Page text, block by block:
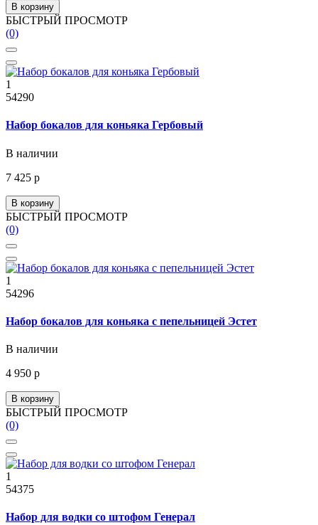
В корзину
БЫСТРЫЙ ПРОСМОТР
(0)
1
54290
Набор бокалов для коньяка Гербовый
В наличии
7 425 р
В корзину
БЫСТРЫЙ ПРОСМОТР
(0)
1
54296
Набор бокалов для коньяка с пепельницей Эстет
В наличии
4 950 р
В корзину
БЫСТРЫЙ ПРОСМОТР
(0)
1
54375
Набор для водки со штофом Генерал